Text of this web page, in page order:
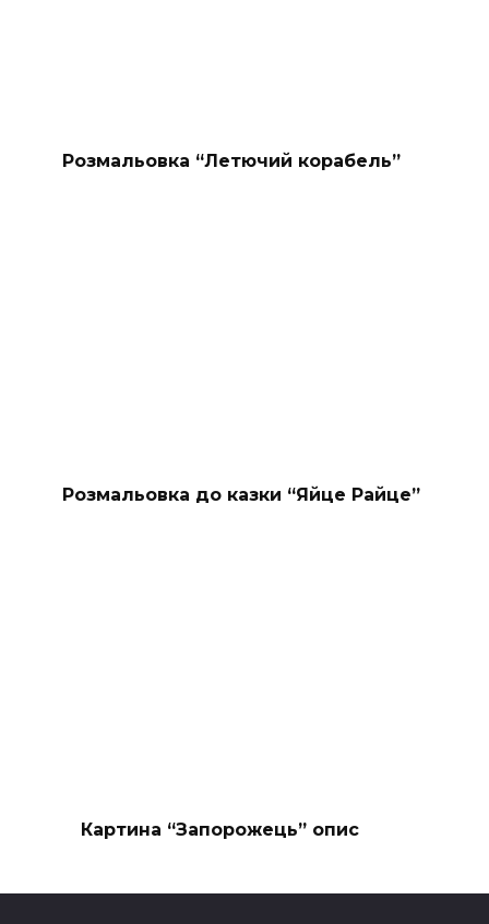
Розмальовка “Летючий корабель”
Розмальовка до казки “Яйце Райце”
Картина “Запорожець” опис